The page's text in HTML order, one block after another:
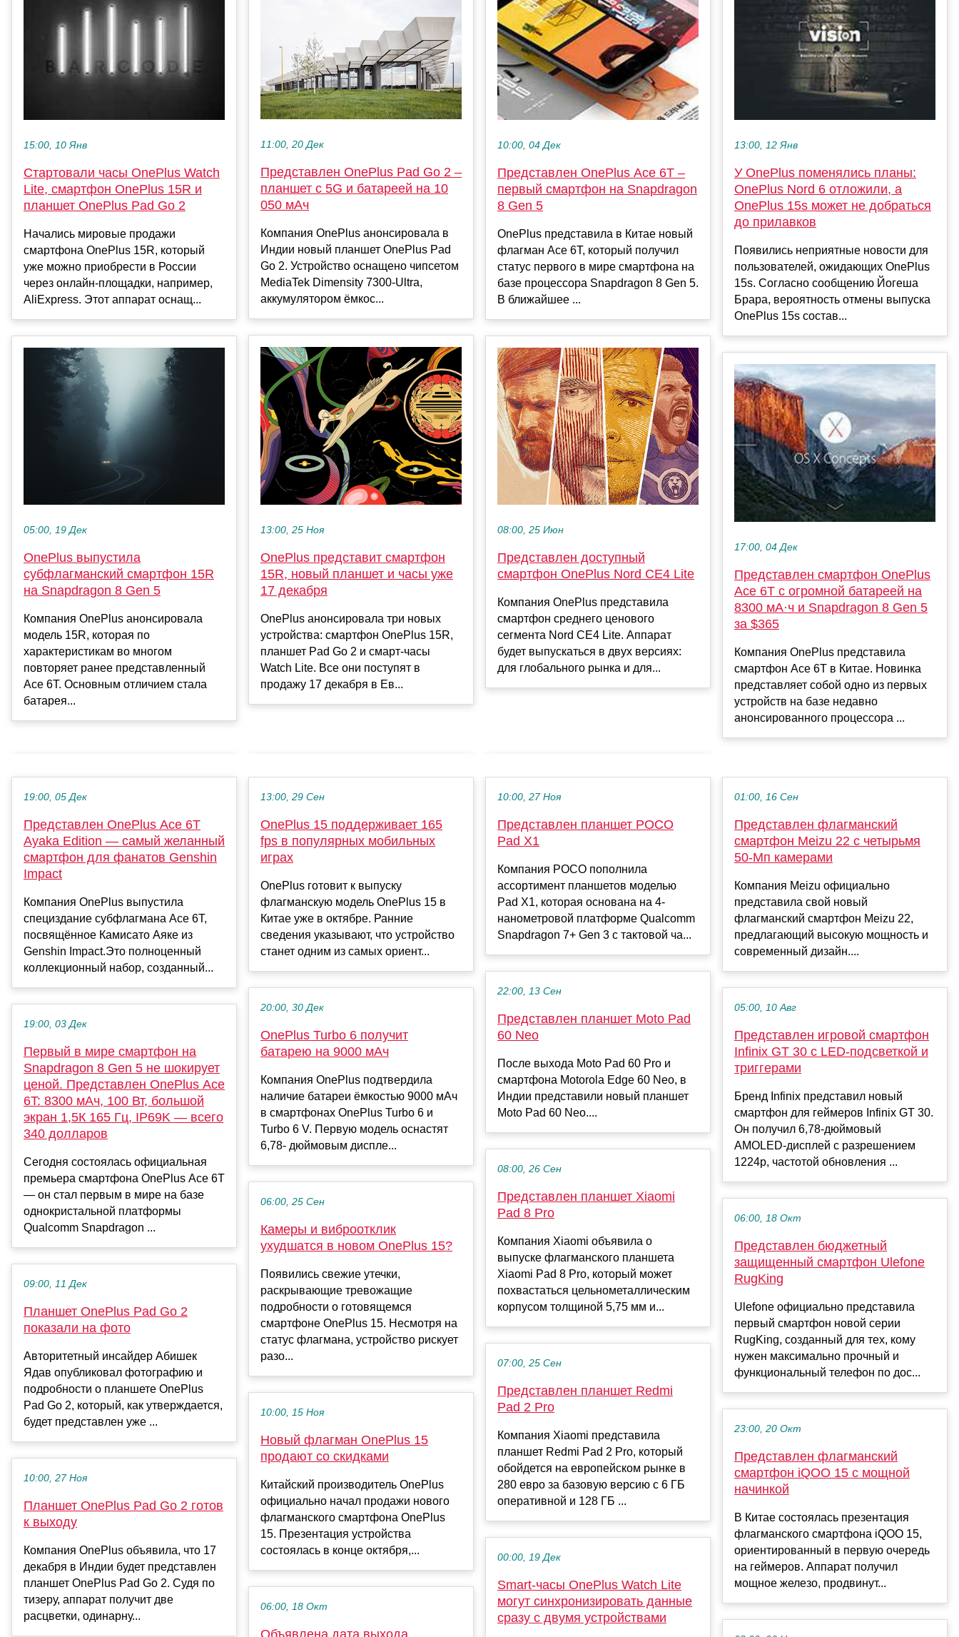
15:00, 10 Янв
Стартовали часы OnePlus Watch
Lite, смартфон OnePlus 15R и
планшет OnePlus Pad Go 2
Начались мировые продажи
смартфона OnePlus 15R, который
уже можно приобрести в России
через онлайн-площадки, например,
AliExpress. Этот аппарат оснащ...
05:00, 19 Дек
OnePlus выпустила
субфлагманский смартфон 15R
на Snapdragon 8 Gen 5
Компания OnePlus анонсировала
модель 15R, которая по
характеристикам во многом
повторяет ранее представленный
Ace 6T. Основным отличием стала
батарея...
11:00, 20 Дек
Представлен OnePlus Pad Go 2 –
планшет с 5G и батареей на 10
050 мАч
Компания OnePlus анонсировала в
Индии новый планшет OnePlus Pad
Go 2. Устройство оснащено чипсетом
MediaTek Dimensity 7300-Ultra,
аккумулятором ёмкос...
13:00, 25 Ноя
OnePlus представит смартфон
15R, новый планшет и часы уже
17 декабря
OnePlus анонсировала три новых
устройства: смартфон OnePlus 15R,
планшет Pad Go 2 и смарт-часы
Watch Lite. Все они поступят в
продажу 17 декабря в Ев...
10:00, 04 Дек
Представлен OnePlus Ace 6T –
первый смартфон на Snapdragon
8 Gen 5
OnePlus представила в Китае новый
флагман Ace 6T, который получил
статус первого в мире смартфона на
базе процессора Snapdragon 8 Gen 5.
В ближайшее ...
08:00, 25 Июн
Представлен доступный
смартфон OnePlus Nord CE4 Lite
Компания OnePlus представила
смартфон среднего ценового
сегмента Nord CE4 Lite. Аппарат
будет выпускаться в двух версиях:
для глобального рынка и для...
13:00, 12 Янв
У OnePlus поменялись планы:
OnePlus Nord 6 отложили, а
OnePlus 15s может не добраться
до прилавков
Появились неприятные новости для
пользователей, ожидающих OnePlus
15s. Согласно сообщению Йогеша
Брара, вероятность отмены выпуска
OnePlus 15s состав...
17:00, 04 Дек
Представлен смартфон OnePlus
Ace 6T с огромной батареей на
8300 мА·ч и Snapdragon 8 Gen 5
за $365
Компания OnePlus представила
смартфон Ace 6T в Китае. Новинка
представляет собой одно из первых
устройств на базе недавно
анонсированного процессора ...
19:00, 05 Дек
Представлен OnePlus Ace 6T
Ayaka Edition — самый желанный
смартфон для фанатов Genshin
Impact
Компания OnePlus выпустила
специздание субфлагмана Ace 6T,
посвящённое Камисато Аяке из
Genshin Impact.Это полноценный
коллекционный набор, созданный...
19:00, 03 Дек
Первый в мире смартфон на
Snapdragon 8 Gen 5 не шокирует
ценой. Представлен OnePlus Ace
6T: 8300 мАч, 100 Вт, большой
экран 1,5К 165 Гц, IP69K — всего
340 долларов
Сегодня состоялась официальная
премьера смартфона OnePlus Ace 6T
— он стал первым в мире на базе
однокристальной платформы
Qualcomm Snapdragon ...
09:00, 11 Дек
Планшет OnePlus Pad Go 2
показали на фото
Авторитетный инсайдер Абишек
Ядав опубликовал фотографию и
подробности о планшете OnePlus
Pad Go 2, который, как утверждается,
будет представлен уже ...
10:00, 27 Ноя
Планшет OnePlus Pad Go 2 готов
к выходу
Компания OnePlus объявила, что 17
декабря в Индии будет представлен
планшет OnePlus Pad Go 2. Судя по
тизеру, аппарат получит две
расцветки, одинарну...
13:00, 29 Сен
OnePlus 15 поддерживает 165
fps в популярных мобильных
играх
OnePlus готовит к выпуску
флагманскую модель OnePlus 15 в
Китае уже в октябре. Ранние
сведения указывают, что устройство
станет одним из самых ориент...
20:00, 30 Дек
OnePlus Turbo 6 получит
батарею на 9000 мАч
Компания OnePlus подтвердила
наличие батареи ёмкостью 9000 мАч
в смартфонах OnePlus Turbo 6 и
Turbo 6 V. Первую модель оснастят
6,78- дюймовым диспле...
06:00, 25 Сен
Камеры и виброотклик
ухудшатся в новом OnePlus 15?
Появились свежие утечки,
раскрывающие тревожащие
подробности о готовящемся
смартфоне OnePlus 15. Несмотря на
статус флагмана, устройство рискует
разо...
10:00, 15 Ноя
Новый флагман OnePlus 15
продают со скидками
Китайский производитель OnePlus
официально начал продажи нового
флагманского смартфона OnePlus
15. Презентация устройства
состоялась в конце октября,...
06:00, 18 Окт
Объявлена дата выхода
10:00, 27 Ноя
Представлен планшет POCO
Pad X1
Компания POCO пополнила
ассортимент планшетов моделью
Pad X1, которая основана на 4-
нанометровой платформе Qualcomm
Snapdragon 7+ Gen 3 с тактовой ча...
22:00, 13 Сен
Представлен планшет Moto Pad
60 Neo
После выхода Moto Pad 60 Pro и
смартфона Motorola Edge 60 Neo, в
Индии представили новый планшет
Moto Pad 60 Neo....
08:00, 26 Сен
Представлен планшет Xiaomi
Pad 8 Pro
Компания Xiaomi объявила о
выпуске флагманского планшета
Xiaomi Pad 8 Pro, который может
похвастаться цельнометаллическим
корпусом толщиной 5,75 мм и...
07:00, 25 Сен
Представлен планшет Redmi
Pad 2 Pro
Компания Xiaomi представила
планшет Redmi Pad 2 Pro, который
обойдется на европейском рынке в
280 евро за базовую версию с 6 ГБ
оперативной и 128 ГБ ...
00:00, 19 Дек
Smart-часы OnePlus Watch Lite
могут синхронизировать данные
сразу с двумя устройствами
01:00, 16 Сен
Представлен флагманский
смартфон Meizu 22 с четырьмя
50-Мп камерами
Компания Meizu официально
представила свой новый
флагманский смартфон Meizu 22,
предлагающий высокую мощность и
современный дизайн....
05:00, 10 Авг
Представлен игровой смартфон
Infinix GT 30 с LED-подсветкой и
триггерами
Бренд Infinix представил новый
смартфон для геймеров Infinix GT 30.
Он получил 6,78-дюймовый
AMOLED-дисплей с разрешением
1224p, частотой обновления ...
06:00, 18 Окт
Представлен бюджетный
защищенный смартфон Ulefone
RugKing
Ulefone официально представила
первый смартфон новой серии
RugKing, созданный для тех, кому
нужен максимально прочный и
функциональный телефон по дос...
23:00, 20 Окт
Представлен флагманский
смартфон iQOO 15 с мощной
начинкой
В Китае состоялась презентация
флагманского смартфона iQOO 15,
ориентированный в первую очередь
на геймеров. Аппарат получил
мощное железо, продвинут...